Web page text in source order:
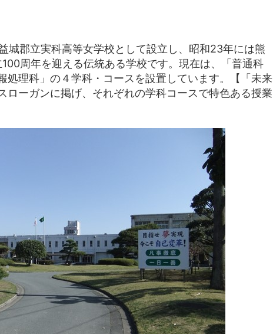
城郡立実科高等女学校として設立し、昭和23年には熊
周年を迎える伝統ある学校です。現在は、「普通科
理科」の４学科・コースを設置しています。【「未来
ーガンに掲げ、それぞれの学科コースで特色ある授業